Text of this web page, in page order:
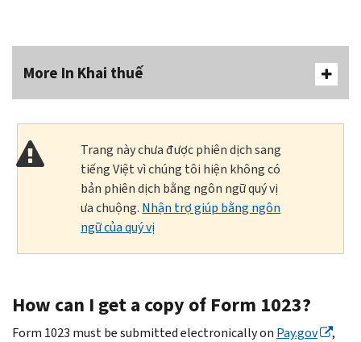
More In Khai thuế
Trang này chưa được phiên dịch sang
tiếng Việt vì chúng tôi hiện không có
bản phiên dịch bằng ngôn ngữ quý vị
ưa chuộng. Nhận trợ giúp bằng ngôn
ngữ của quý vị
How can I get a copy of Form 1023?
Form 1023 must be submitted electronically on Pay.gov
,